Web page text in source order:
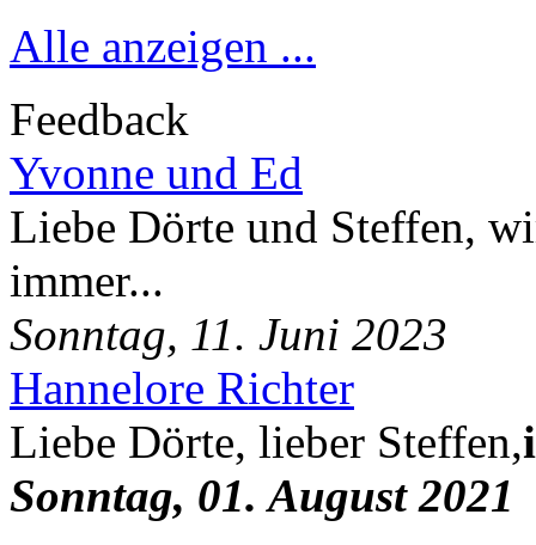
Alle anzeigen ...
Feedback
Yvonne und Ed
Liebe Dörte und Steffen,
immer...
Sonntag, 11. Juni 2023
Hannelore Richter
Liebe Dörte, lieber Steffen,
Sonntag, 01. August 2021